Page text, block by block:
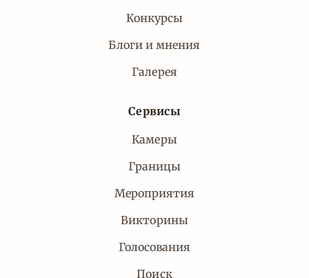
Конкурсы
Блоги и мнения
Галерея
Сервисы
Камеры
Границы
Мероприятия
Викторины
Голосования
Поиск